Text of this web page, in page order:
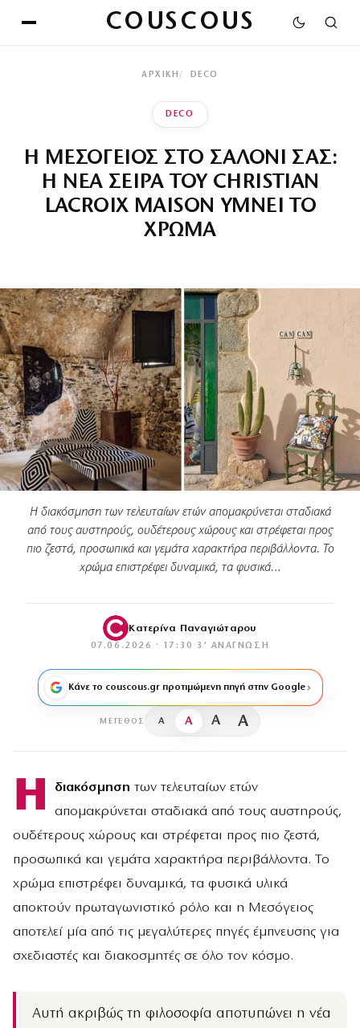
COUSCOUS
ΑΡΧΙΚΉ DECO
DECO
Η ΜΕΣΟΓΕΙΟΣ ΣΤΟ ΣΑΛΟΝΙ ΣΑΣ:
Η ΝΕΑ ΣΕΙΡΑ ΤΟΥ CHRISTIAN
LACROIX MAISON ΥΜΝΕΙ ΤΟ
ΧΡΩΜΑ
Η διακόσμηση των τελευταίων ετών απομακρύνεται σταδιακά
από τους αυστηρούς, ουδέτερους χώρους και στρέφεται προς
πιο ζεστά, προσωπικά και γεμάτα χαρακτήρα περιβάλλοντα. Το
χρώμα επιστρέφει δυναμικά, τα φυσικά…
Κατερίνα Παναγιώταρου
07.06.2026 · 17:30 · 3′ ΑΝΆΓΝΩΣΗ
Κάνε το couscous.gr προτιμώμενη πηγή στην Google
ΜΈΓΕΘΟΣ A A A A
Η διακόσμηση των τελευταίων ετών
απομακρύνεται σταδιακά από τους αυστηρούς,
ουδέτερους χώρους και στρέφεται προς πιο ζεστά,
προσωπικά και γεμάτα χαρακτήρα περιβάλλοντα. Το
χρώμα επιστρέφει δυναμικά, τα φυσικά υλικά
αποκτούν πρωταγωνιστικό ρόλο και η Μεσόγειος
αποτελεί μία από τις μεγαλύτερες πηγές έμπνευσης για
σχεδιαστές και διακοσμητές σε όλο τον κόσμο.
Αυτή ακριβώς τη φιλοσοφία αποτυπώνει η νέα